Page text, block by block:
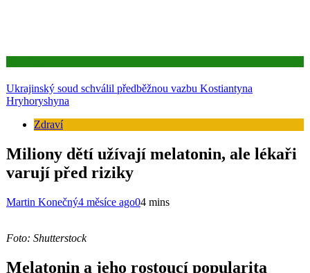
Ukrajinský soud schválil předběžnou vazbu Kostiantyna
Hryhoryshyna
Zdraví
Miliony dětí užívají melatonin, ale lékaři
varují před riziky
Martin Konečný4 měsíce ago04 mins
Foto: Shutterstock
Melatonin a jeho rostoucí popularita